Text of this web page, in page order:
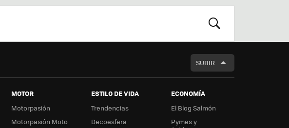
ter
ebo tub agr
boa
BUSCAR
SUBIR
MOTOR
Motorpasión
Motorpasión Moto
ESTILO DE VIDA
Trendencias
Decoesfera
ECONOMÍA
El Blog Salmón
Pymes y